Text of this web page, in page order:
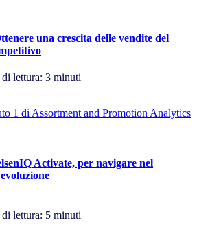
una crescita delle vendite del
lettura: 3 minuti
Activate, per navigare nel
lettura: 5 minuti